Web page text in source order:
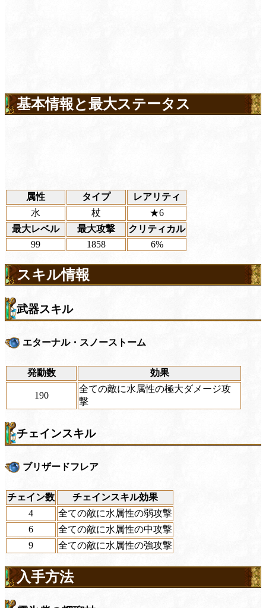
基本情報と最大ステータス
属性 タイプ
レアリティ
水
杖
★6
最大レベル
最大攻撃
クリティカル
99
1858 6%
スキル情報
武器スキル
エターナル・スノーストーム
発動数 効果
190
全ての敵に水属性の極大ダメージ攻
撃
チェインスキル
ブリザードフレア
チェイン数
チェインスキル効果
4
全ての敵に水属性の弱攻撃
6
全ての敵に水属性の中攻撃
9
全ての敵に水属性の強攻撃
入手方法